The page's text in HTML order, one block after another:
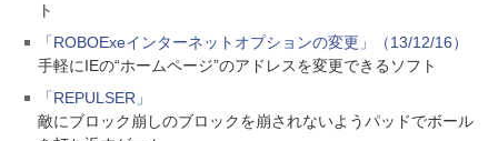
ト
「ROBOExeインターネットオプションの変更」（13/12/16）
手軽にIEの“ホームページ”のアドレスを変更できるソフト
「REPULSER」
敵にブロック崩しのブロックを崩されないようパッドでボール